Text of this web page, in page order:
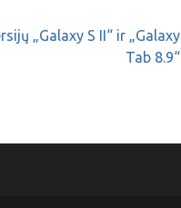
„Galaxy S II“ ir „Galaxy
Tab 8.9“